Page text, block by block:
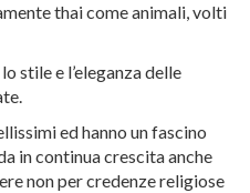
thai come animali, volti
stile e l’eleganza delle
ed hanno un fascino
in continua crescita anche
non per credenze religiose